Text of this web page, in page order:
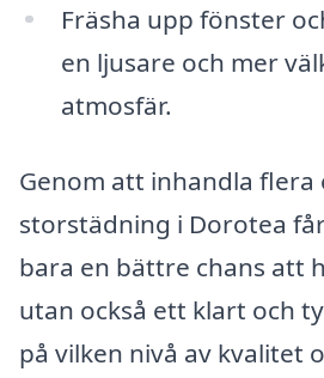
Fräsha upp fönster
en ljusare och mer
atmosfär.
Genom att inhandla
storstädning i Dorotea
bara en bättre chans att
utan också ett klart och
på vilken nivå av kvalitet